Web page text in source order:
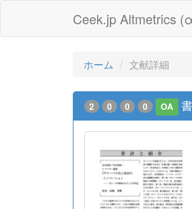
Ceek.jp Altmetrics
ホーム 文献詳細
2 0 0 0 OA